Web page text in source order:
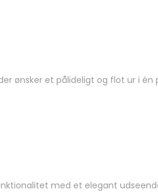
ønsker et pålideligt og flot ur i én
med et elegant